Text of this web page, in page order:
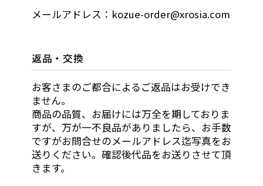
メールアドレス：kozue-order@xrosia.com
返品・交換
お客さまのご都合によるご返品はお受けでき
ません。
商品の品質、お届けには万全を期しておりま
すが、万が一不良品がありましたら、お手数
ですがお問合せのメールアドレス迄写真をお
送りください。確認後代品をお送りさせて頂
きます。